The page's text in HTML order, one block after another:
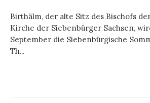
Birthälm, der alte Sitz des Bischofs
Kirche der Siebenbürger Sachsen,
September die Siebenbürgische
Th...